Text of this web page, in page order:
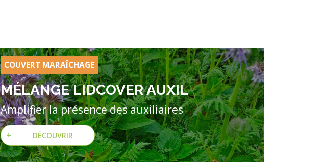
COUVERT MARAÎCHAGE
MÉLANGE LIDCOVER AUXIL
Amplifier la présence des auxiliaires
+ DÉCOUVRIR